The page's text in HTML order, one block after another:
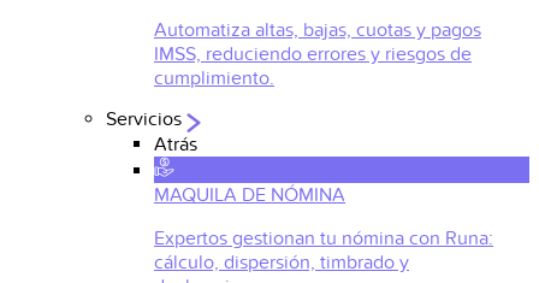
Automatiza altas, bajas, cuotas y pagos
IMSS, reduciendo errores y riesgos de
cumplimiento.
Servicios
Atrás
MAQUILA DE NÓMINA
Expertos gestionan tu nómina con Runa:
cálculo, dispersión, timbrado y